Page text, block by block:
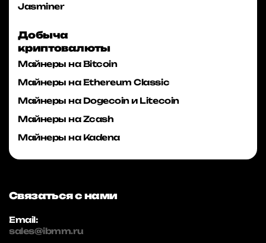
Jasminer
Добыча
криптовалюты
Майнеры на Bitcoin
Майнеры на Ethereum Classic
Майнеры на Dogecoin и Litecoin
Майнеры на Zcash
Майнеры на Kadena
Связаться с нами
Email:
sales@ibmm.ru